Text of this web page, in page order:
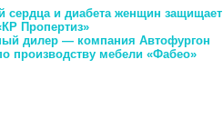
сердца и диабета женщин защищает
Пропертиз»
дилер — компания Автофургон
производству мебели «Фабео»